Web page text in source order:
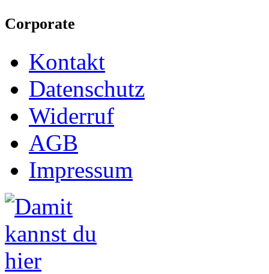
Corporate
Kontakt
Datenschutz
Widerruf
AGB
Impressum